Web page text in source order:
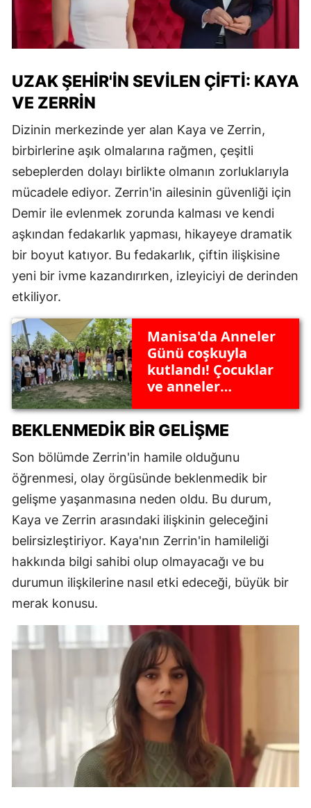
UZAK ŞEHIR'IN SEVILEN ÇIFTI: KAYA
VE ZERRIN
Dizinin merkezinde yer alan Kaya ve Zerrin,
birbirlerine aşık olmalarına rağmen, çeşitli
sebeplerden dolayı birlikte olmanın zorluklarıyla
mücadele ediyor. Zerrin'in ailesinin güvenliği için
Demir ile evlenmek zorunda kalması ve kendi
aşkından fedakarlık yapması, hikayeye dramatik
bir boyut katıyor. Bu fedakarlık, çiftin ilişkisine
yeni bir ivme kazandırırken, izleyiciyi de derinden
etkiliyor.
Manisa'da Anneler
Günü coşkuyla
kutlandı! Çocuklar
ve anneler
yaşadı
BEKLENMEDIK BIR GELIŞME
Son bölümde Zerrin'in hamile olduğunu
öğrenmesi, olay örgüsünde beklenmedik bir
gelişme yaşanmasına neden oldu. Bu durum,
Kaya ve Zerrin arasındaki ilişkinin geleceğini
belirsizleştiriyor. Kaya'nın Zerrin'in hamileliği
hakkında bilgi sahibi olup olmayacağı ve bu
durumun ilişkilerine nasıl etki edeceği, büyük bir
merak konusu.